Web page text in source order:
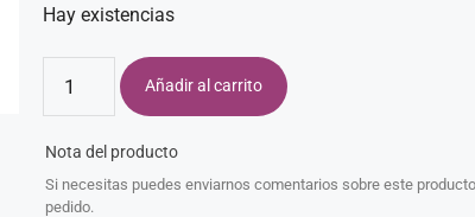
Hay existencias
Añadir al carrito
Nota del producto
Si necesitas puedes enviarnos comentarios sobre este
pedido.